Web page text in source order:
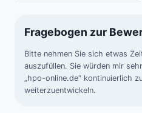
Fragebogen zur
Bitte nehmen Sie sich etwas
auszufüllen. Sie würden mir
„hpo-online.de“ kontinuierlich
weiterzuentwickeln.